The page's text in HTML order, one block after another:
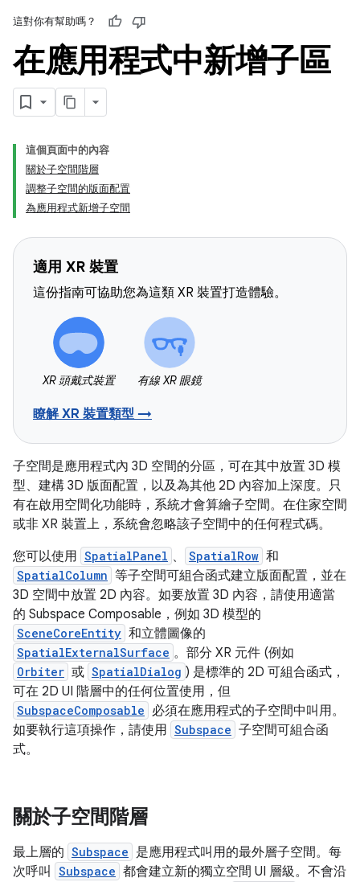
這對你有幫助嗎？
在應用程式中新增子區
這個頁面中的內容
關於子空間階層
調整子空間的版面配置
為應用程式新增子空間
適用 XR 裝置
這份指南可協助您為這類 XR 裝置打造體驗。
XR 頭戴式裝置 有線 XR 眼鏡
瞭解 XR 裝置類型 →
子空間是應用程式內 3D 空間的分區，可在其中放置 3D 模
型、建構 3D 版面配置，以及為其他 2D 內容加上深度。只
有在啟用空間化功能時，系統才會算繪子空間。在住家空間
或非 XR 裝置上，系統會忽略該子空間中的任何程式碼。
您可以使用 SpatialPanel 、 SpatialRow 和
SpatialColumn 等子空間可組合函式建立版面配置，並在
3D 空間中放置 2D 內容。如要放置 3D 內容，請使用適當
的 Subspace Composable，例如 3D 模型的
SceneCoreEntity 和立體圖像的
SpatialExternalSurface 。部分 XR 元件 (例如
Orbiter 或 SpatialDialog ) 是標準的 2D 可組合函式，
可在 2D UI 階層中的任何位置使用，但
SubspaceComposable 必須在應用程式的子空間中叫用。
如要執行這項操作，請使用 Subspace 子空間可組合函
式。
關於子空間階層
最上層的 Subspace 是應用程式叫用的最外層子空間。每
次呼叫
Subspace 都會建立新的獨立空間 UI 層級。不會沿